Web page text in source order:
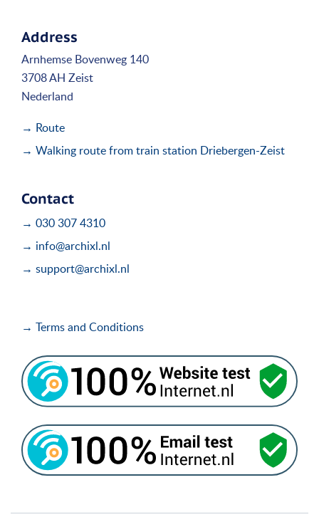
Address
Arnhemse Bovenweg 140
3708 AH Zeist
Nederland
→ Route
→ Walking route from train station Driebergen-Zeist
Contact
→ 030 307 4310
→ info@archixl.nl
→ support@archixl.nl
→ Terms and Conditions